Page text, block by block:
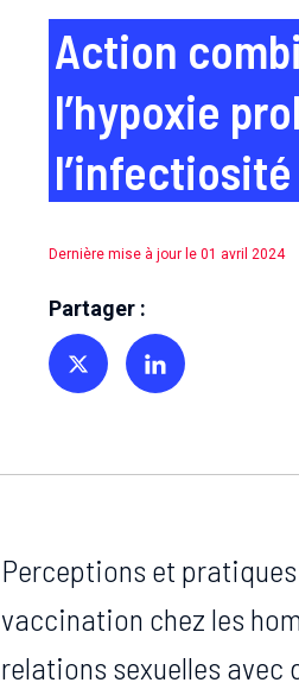
Action
l’hypoxie
l’infectiosité
Dernière mise à jour le 01 avril 2024
Partager :
Partager sur TwitterPartager sur Linkedin
Perceptions et
vaccination chez les
relations sexuelles avec